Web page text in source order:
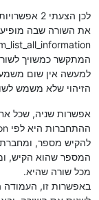
לכן
את השורה שבה
המתקשר כמשויך
למעשה אין שום
הזיהוי שלא משמש
אפשרות שניה, שכל
להקיש מספר,
המספר שהוא הקיש,
מכל שורה שהיא.
באפשרות זו,